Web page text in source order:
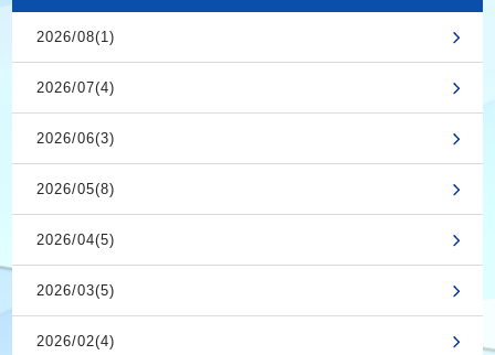
2026/08(1)
2026/07(4)
2026/06(3)
2026/05(8)
2026/04(5)
2026/03(5)
2026/02(4)